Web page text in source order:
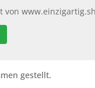
gestellt.